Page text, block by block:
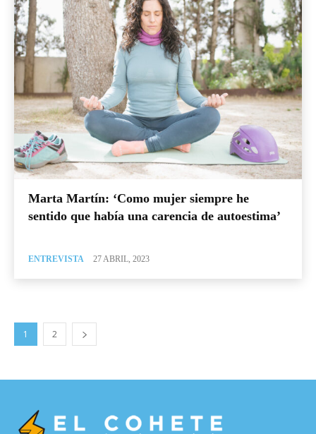
Marta Martín: ‘Como mujer siempre he
sentido que había una carencia de autoestima’
ENTREVISTA 27 ABRIL, 2023
1 2